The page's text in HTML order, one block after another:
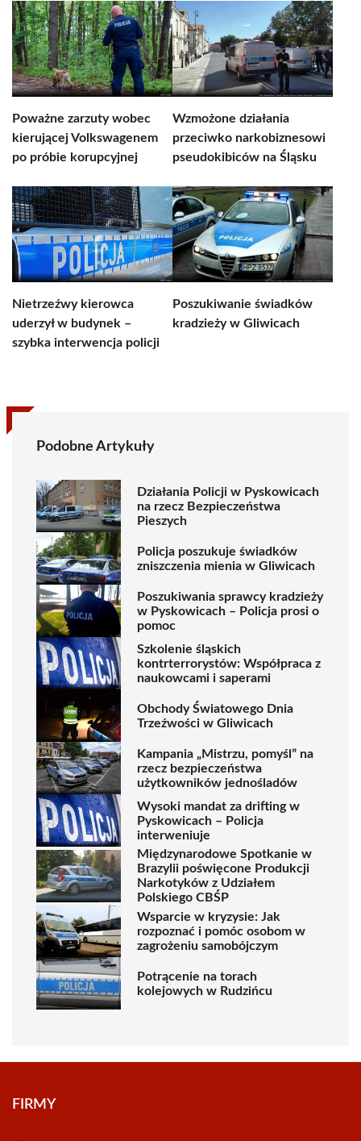
Poważne zarzuty wobec
kierującej Volkswagenem
po próbie korupcyjnej
Wzmożone działania
przeciwko narkobiznesowi
pseudokibiców na Śląsku
Nietrzeźwy kierowca
uderzył w budynek –
szybka interwencja policji
Poszukiwanie świadków
kradzieży w Gliwicach
Podobne Artykuły
Działania Policji w Pyskowicach
na rzecz Bezpieczeństwa
Pieszych
Policja poszukuje świadków
zniszczenia mienia w Gliwicach
Poszukiwania sprawcy kradzieży
w Pyskowicach – Policja prosi o
pomoc
Szkolenie śląskich
kontrterrorystów: Współpraca z
naukowcami i saperami
Obchody Światowego Dnia
Trzeźwości w Gliwicach
Kampania „Mistrzu, pomyśl” na
rzecz bezpieczeństwa
użytkowników jednośladów
Wysoki mandat za drifting w
Pyskowicach – Policja
interweniuje
Międzynarodowe Spotkanie w
Brazylii poświęcone Produkcji
Narkotyków z Udziałem
Polskiego CBŚP
Wsparcie w kryzysie: Jak
rozpoznać i pomóc osobom w
zagrożeniu samobójczym
Potrącenie na torach
kolejowych w Rudzińcu
FIRMY